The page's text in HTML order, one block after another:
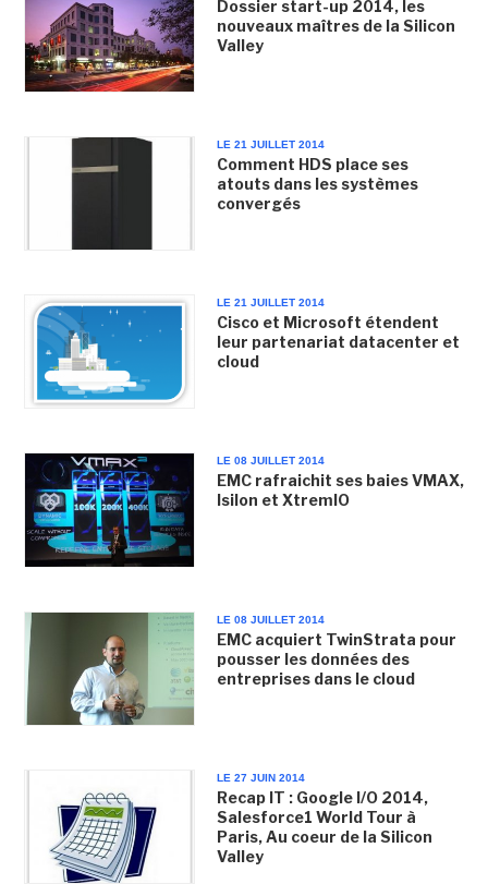
Dossier start-up 2014, les
nouveaux maîtres de la Silicon
Valley
LE 21 JUILLET 2014
Comment HDS place ses
atouts dans les systèmes
convergés
LE 21 JUILLET 2014
Cisco et Microsoft étendent
leur partenariat datacenter et
cloud
LE 08 JUILLET 2014
EMC rafraichit ses baies VMAX,
Isilon et XtremIO
LE 08 JUILLET 2014
EMC acquiert TwinStrata pour
pousser les données des
entreprises dans le cloud
LE 27 JUIN 2014
Recap IT : Google I/O 2014,
Salesforce1 World Tour à
Paris, Au coeur de la Silicon
Valley